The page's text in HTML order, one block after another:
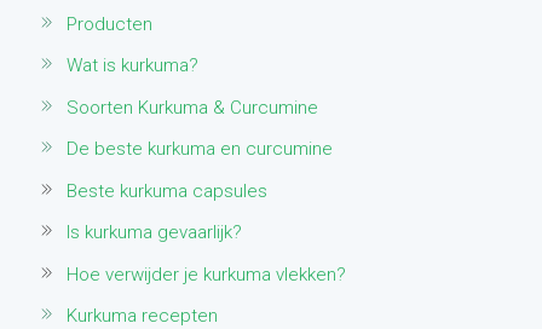
Producten
Wat is kurkuma?
Soorten Kurkuma & Curcumine
De beste kurkuma en curcumine
Beste kurkuma capsules
Is kurkuma gevaarlijk?
Hoe verwijder je kurkuma vlekken?
Kurkuma recepten